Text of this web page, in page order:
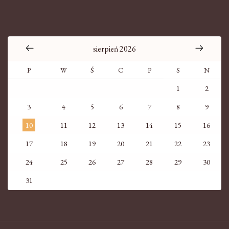
sierpień 2026
P W Ś C P S N
1
2
3
4 5 6 7 8
9
10
11 12 13 14 15
16
17
18 19 20 21 22
23
24
25 26 27 28 29
30
31